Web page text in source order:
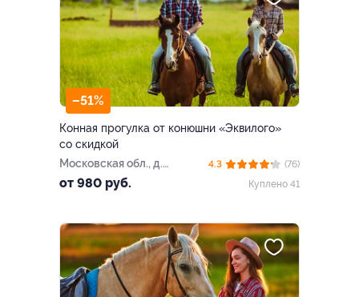
–51%
Конная прогулка от конюшни «Эквилого»
со скидкой
Московская обл., ​д.
Афинеево, Центральная ул.,
от 980 руб.
4.3
(76)
Куплено 41